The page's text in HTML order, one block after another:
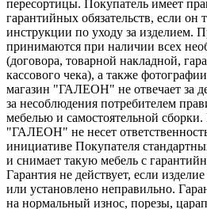
пересортицы. Покупатель имеет
гарантийных обязательств, если он
инструкции по уходу за изделием.
принимаются при наличии всех
(договора, товарной накладной,
кассового чека), а также
магазин "ГАЛЕОН" не отвечает за
за несоблюдения потребителем
мебелью и самостоятельной
"ГАЛЕОН" не несет
инициативе Покупателя
и снимает такую мебель с
Гарантия не действует, если
или установлено неправильно.
на нормальный износ, порезы,